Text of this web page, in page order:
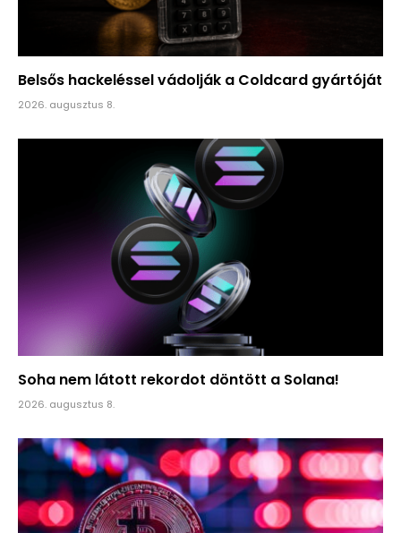
Belsős hackeléssel vádolják a Coldcard gyártóját
2026. augusztus 8.
Soha nem látott rekordot döntött a Solana!
2026. augusztus 8.